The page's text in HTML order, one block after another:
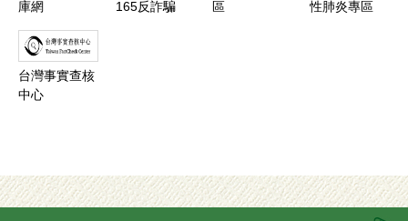
庫網
165反詐騙
區
性肺炎專區
台灣事實查核
中心